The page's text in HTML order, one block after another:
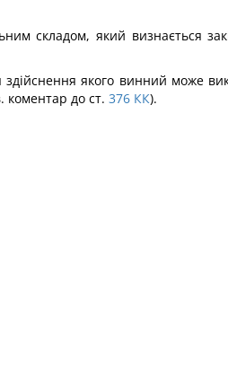
складом, який визнається
якого винний може
коментар до ст. 376 КК).